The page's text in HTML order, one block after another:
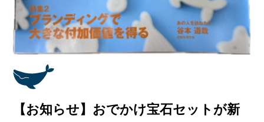
【お知らせ】おでかけ宝石セットが新